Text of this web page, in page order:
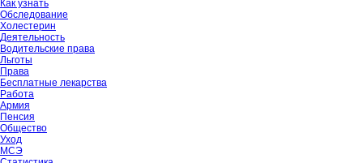
Как узнать
Обследование
Холестерин
Деятельность
Водительские права
Льготы
Права
Бесплатные лекарства
Работа
Армия
Пенсия
Общество
Уход
МСЭ